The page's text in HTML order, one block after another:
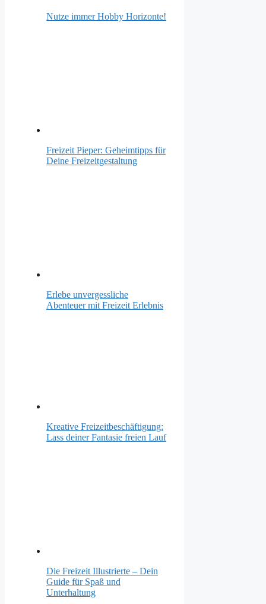
Nutze immer Hobby Horizonte!
Freizeit Pieper: Geheimtipps für
Deine Freizeitgestaltung
Erlebe unvergessliche
Abenteuer mit Freizeit Erlebnis
Kreative Freizeitbeschäftigung:
Lass deiner Fantasie freien Lauf
Die Freizeit Illustrierte – Dein
Guide für Spaß und
Unterhaltung